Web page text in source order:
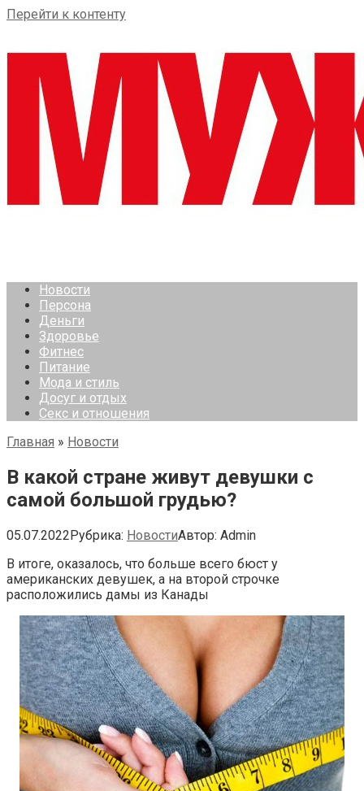
Перейти к контенту
Новости
Персона
Деньги
Здоровье
Фитнес
Питание
Мода и стиль
Досуг и отдых
Секс и отношения
Главная » Новости
В какой стране живут девушки с
самой большой грудью?
05.07.2022Рубрика: НовостиАвтор: Admin
В итоге, оказалось, что больше всего бюст у
американских девушек, а на второй строчке
расположились дамы из Канады